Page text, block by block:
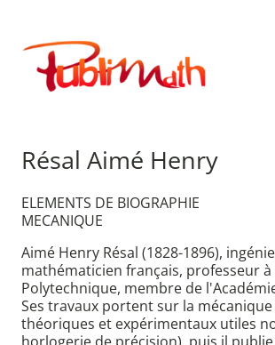
contenu
Publimath
Résal Aimé Henry
ELEMENTS DE BIOGRAPHIE
MECANIQUE
Aimé Henry Résal (1828-1896),
mathématicien français, professeur à
Polytechnique, membre de
Ses travaux portent sur la
théoriques et expérimentaux utiles